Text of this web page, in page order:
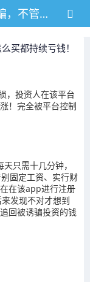
工美有色APP贵金属期货投资被骗，不管怎么买都持续亏钱！
买都持续亏钱！
，投资人在该平台
！完全被平台控制
只需十几分钟，
固定工资、实行财
在该app进行注册
发现不对才想到
回被诱骗投资的钱